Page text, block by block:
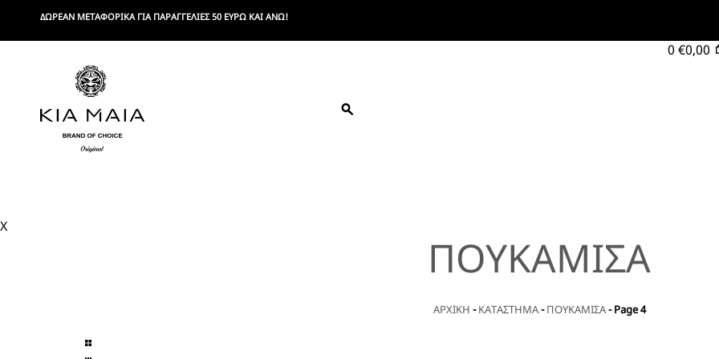
content
ΔΩΡΕΑΝ ΜΕΤΑΦΟΡΙΚΑ ΓΙΑ ΠΑΡΑΓΓΕΛΙΕΣ 50 ΕΥΡΩ ΚΑΙ ΑΝΩ!
0 €0,00
X
ΠΟΥΚΑΜΙΣΑ
ΑΡΧΙΚΗ -ΚΑΤΑΣΤΗΜΑ-ΠΟΥΚΑΜΙΣΑ-Page 4